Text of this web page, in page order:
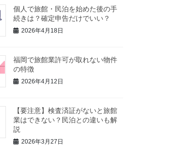
個人で旅館・民泊を始めた後の手
続きは？確定申告だけでいい？
2026年4月18日
福岡で旅館業許可が取れない物件
の特徴
2026年4月12日
【要注意】検査済証がないと旅館
業はできない？民泊との違いも解
説
2026年3月27日